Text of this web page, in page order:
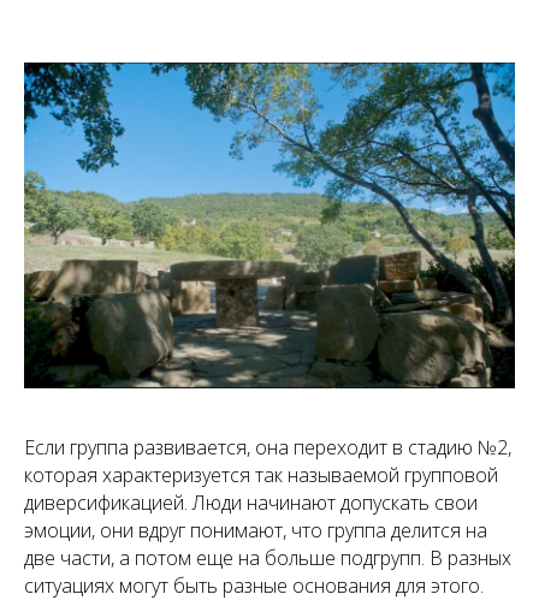
Если группа развивается, она переходит в стадию №2,
которая характеризуется так называемой групповой
диверсификацией. Люди начинают допускать свои
эмоции, они вдруг понимают, что группа делится на
две части, а потом еще на больше подгрупп. В разных
ситуациях могут быть разные основания для этого.